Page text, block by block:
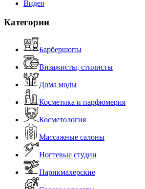
Видео
Категории
Барбершопы
Визажисты, стилисты
Дома моды
Косметика и парфюмерия
Косметология
Массажные салоны
Ногтевые студии
Парикмахерские